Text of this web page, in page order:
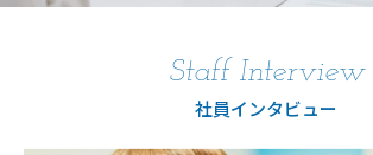
Staff Interview
社員インタビュー